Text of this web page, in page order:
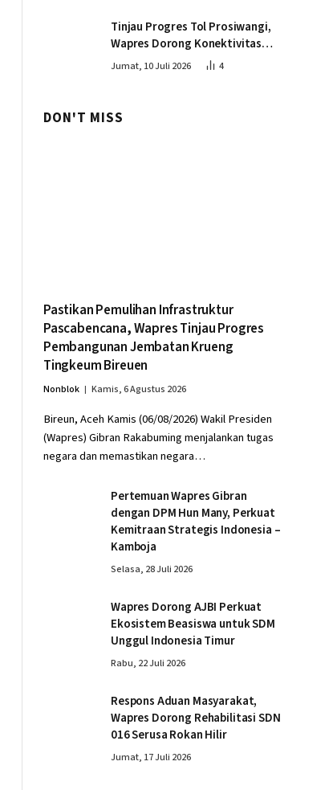
Tinjau Progres Tol Prosiwangi,
Wapres Dorong Konektivitas
dan Pertumbuhan Ekonomi
Jumat, 10 Juli 2026 4
DON'T MISS
Pastikan Pemulihan Infrastruktur
Pascabencana, Wapres Tinjau Progres
Pembangunan Jembatan Krueng
Tingkeum Bireuen
Nonblok Kamis, 6 Agustus 2026
Bireun, Aceh Kamis (06/08/2026) Wakil Presiden
(Wapres) Gibran Rakabuming menjalankan tugas
negara dan memastikan negara…
Pertemuan Wapres Gibran
dengan DPM Hun Many, Perkuat
Kemitraan Strategis Indonesia –
Kamboja
Selasa, 28 Juli 2026
Wapres Dorong AJBI Perkuat
Ekosistem Beasiswa untuk SDM
Unggul Indonesia Timur
Rabu, 22 Juli 2026
Respons Aduan Masyarakat,
Wapres Dorong Rehabilitasi SDN
016 Serusa Rokan Hilir
Jumat, 17 Juli 2026